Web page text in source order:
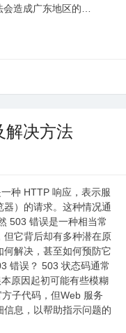
造成广东地区的…
解决方法
种 HTTP 响应，表示服
）的请求。这种情况通
503 错误是一种相当常
但它背后却有多种潜在原
解决，甚至如何预防它
错误？ 503 状态码通常
原因起初可能有些模糊
子代码，但Web 服务
息，以帮助指示问题的